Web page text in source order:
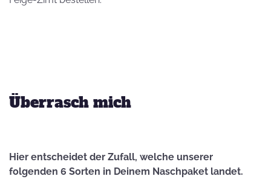
Überrasch mich
Hier entscheidet der Zufall, welche unserer
folgenden 6 Sorten in Deinem Naschpaket landet.